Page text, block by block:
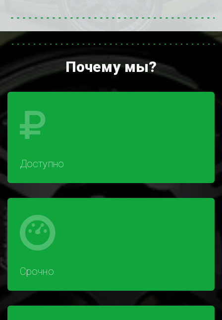
Почему мы?
Доступно
Срочно